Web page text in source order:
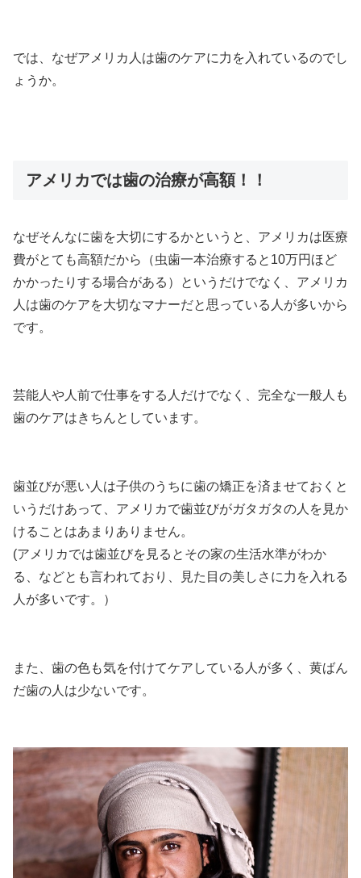
では、なぜアメリカ人は歯のケアに力を入れているのでし
ょうか。
アメリカでは歯の治療が高額！！
なぜそんなに歯を大切にするかというと、アメリカは医療
費がとても高額だから（虫歯一本治療すると10万円ほど
かかったりする場合がある）というだけでなく、アメリカ
人は歯のケアを大切なマナーだと思っている人が多いから
です。
芸能人や人前で仕事をする人だけでなく、 完全な一般人も
歯のケアはきちんとしています。
歯並びが悪い人は子供のうちに歯の矯正を済ませておくと
いうだけあって、アメリカで歯並びがガタガタの人を見か
けることはあまりありません。
(アメリカでは歯並びを見るとその家の生活水準がわか
る、などとも言われており、見た目の美しさに力を入れる
人が多いです。）
また、 歯の色も気を付けてケアしている人が多く、黄ばん
だ歯の人は少ないです。